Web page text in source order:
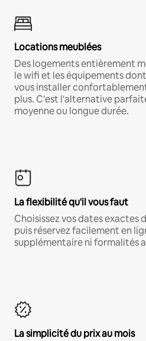
Locations meublées
Des logements entièrement
le wifi et les équipements
vous installer
plus. C'est l'alternative
moyenne ou longue durée.
La flexibilité qu'il vous faut
Choisissez vos dates exactes
puis réservez facilement en
supplémentaire ni formalités
La simplicité du prix au mois